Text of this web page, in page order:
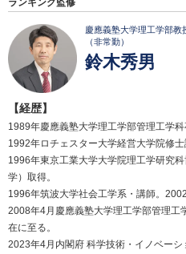
ランキング監修
慶應義塾大学理工学部教
（非常勤）
鈴木秀男
【経歴】
1989年慶應義塾大学理工学部管理工学科
1992年ロチェスター大学経営大学院修士
1996年東京工業大学大学院理工学研究
学）取得。
1996年筑波大学社会工学系・講師。
2008年4月慶應義塾大学理工学部管理工
在に至る。
2023年4月内閣府 科学技術・イノベー